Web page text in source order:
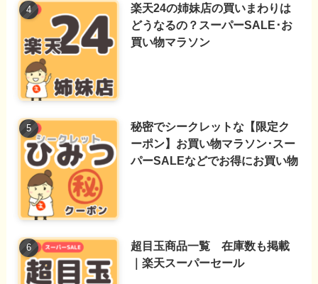
楽天24の姉妹店の買いまわりは
どうなるの？スーパーSALE･お
買い物マラソン
秘密でシークレットな【限定ク
ーポン】お買い物マラソン･スー
パーSALEなどでお得にお買い物
超目玉商品一覧 在庫数も掲載
｜楽天スーパーセール